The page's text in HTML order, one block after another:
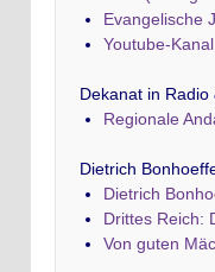
Evangelische
Youtube-
Dekanat in Radio
Regionale
Dietrich
Dietrich
Drittes Reich:
Von guten